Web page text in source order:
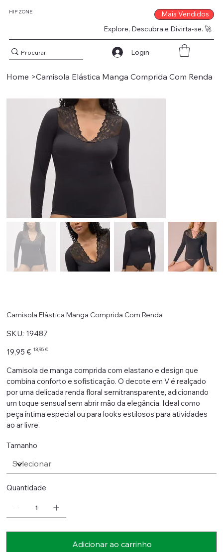
HIP ZONE
Explore, Descubra e Divirta-se. 🚀
Mais Vendidos
Login
Home >Camisola Elástica Manga Comprida Com Renda
Camisola Elástica Manga Comprida Com Renda
SKU: SKU
19487
19487
Preço
original
19,95 € Preço
13,95 €
Camisola de manga comprida com elastano e design que
combina conforto e sofisticação. O decote em V é realçado
por uma delicada renda floral semitransparente, adicionando
um toque sensual sem abrir mão da elegância. Ideal como
peça íntima especial ou para looks estilosos para atividades
ao ar livre.
Tamanho
Quantidade
Adicionar ao carrinho